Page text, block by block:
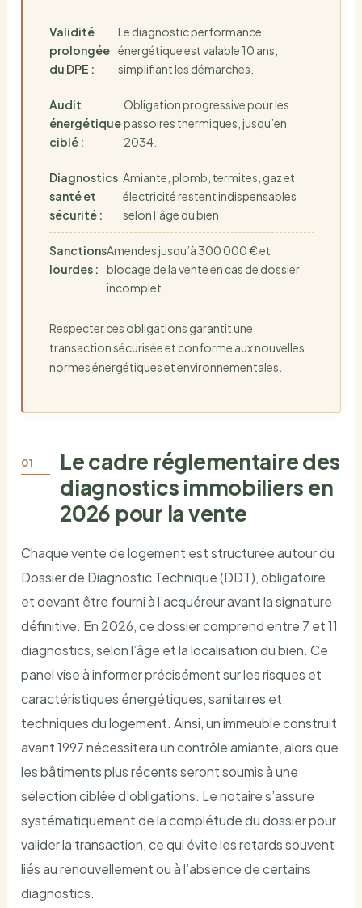
Validité
prolongée
du DPE :
Le diagnostic performance
énergétique est valable 10 ans,
simplifiant les démarches.
Audit
énergétique
ciblé :
Obligation progressive pour les
passoires thermiques, jusqu’en
2034.
Diagnostics
santé et
sécurité :
Amiante, plomb, termites, gaz et
électricité restent indispensables
selon l’âge du bien.
Sanctions
lourdes :
Amendes jusqu’à 300 000 € et
blocage de la vente en cas de dossier
incomplet.
Respecter ces obligations garantit une
transaction sécurisée et conforme aux nouvelles
normes énergétiques et environnementales.
Le cadre réglementaire des
diagnostics immobiliers en
2026 pour la vente
Chaque vente de logement est structurée autour du
Dossier de Diagnostic Technique (DDT), obligatoire
et devant être fourni à l’acquéreur avant la signature
définitive. En 2026, ce dossier comprend entre 7 et 11
diagnostics, selon l’âge et la localisation du bien. Ce
panel vise à informer précisément sur les risques et
caractéristiques énergétiques, sanitaires et
techniques du logement. Ainsi, un immeuble construit
avant 1997 nécessitera un contrôle amiante, alors que
les bâtiments plus récents seront soumis à une
sélection ciblée d’obligations. Le notaire s’assure
systématiquement de la complétude du dossier pour
valider la transaction, ce qui évite les retards souvent
liés au renouvellement ou à l’absence de certains
diagnostics.